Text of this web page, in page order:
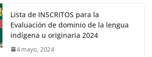
Lista de INSCRITOS para la
Evaluación de dominio de la lengua
indígena u originaria 2024
4 mayo, 2024